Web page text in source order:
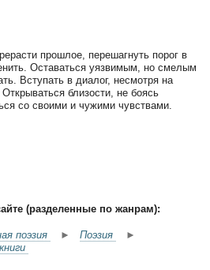
прошлое, перешагнуть порог в
Оставаться уязвимым, но смелым
Вступать в диалог, несмотря на
близости, не боясь
со своими и чужими чувствами.
(разделенные по жанрам):
поэзия ► Поэзия
►